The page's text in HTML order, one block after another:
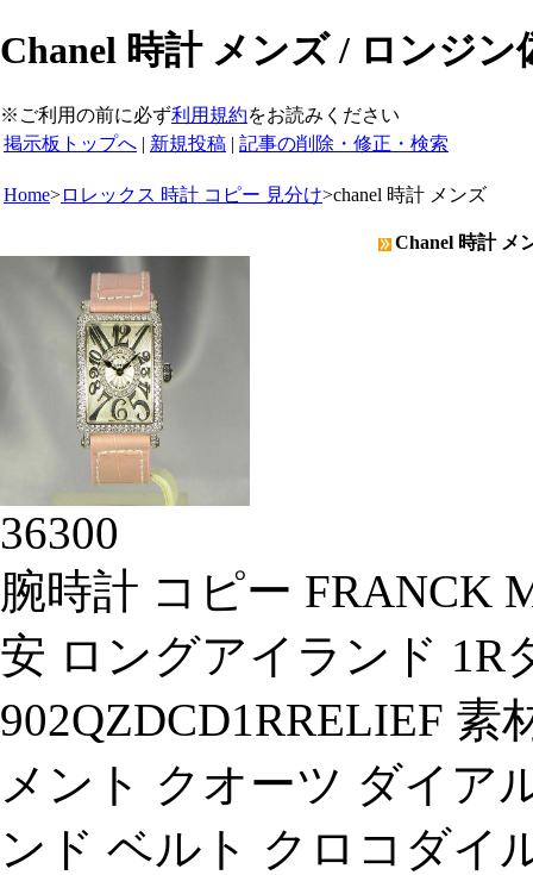
Chanel 時計 メンズ / ロンジン
※ご利用の前に必ず利用規約をお読みください
掲示板トップへ | 新規投稿 | 記事の削除・修正・検索
Home>ロレックス 時計 コピー 見分け>chanel 時計 メンズ
Chanel 時計 メ
36300
腕時計 コピー FRANCK
安 ロングアイランド 1R
902QZDCD1RRELIEF
メント クオーツ ダイア
ンド ベルト クロコダイ